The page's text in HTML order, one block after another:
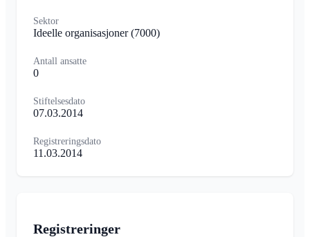
Sektor
Ideelle organisasjoner(7000)
Antall ansatte
0
Stiftelsesdato
07.03.2014
Registreringsdato
11.03.2014
Registreringer